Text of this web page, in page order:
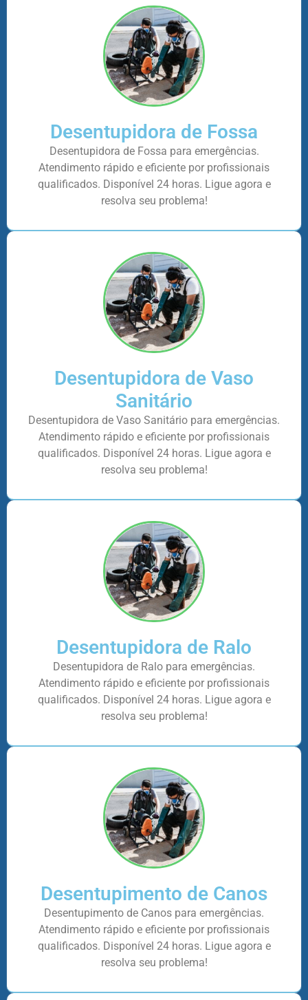
Desentupidora de Fossa
Desentupidora de Fossa para emergências.
Atendimento rápido e eficiente por profissionais
qualificados. Disponível 24 horas. Ligue agora e
resolva seu problema!
Desentupidora de Vaso
Sanitário
Desentupidora de Vaso Sanitário para emergências.
Atendimento rápido e eficiente por profissionais
qualificados. Disponível 24 horas. Ligue agora e
resolva seu problema!
Desentupidora de Ralo
Desentupidora de Ralo para emergências.
Atendimento rápido e eficiente por profissionais
qualificados. Disponível 24 horas. Ligue agora e
resolva seu problema!
Desentupimento de Canos
Desentupimento de Canos para emergências.
Atendimento rápido e eficiente por profissionais
qualificados. Disponível 24 horas. Ligue agora e
resolva seu problema!